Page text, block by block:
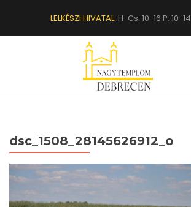
LELKÉSZI HIVATAL: H-Cs: 10-16 P: 10-14
dsc_1508_28145626912_o